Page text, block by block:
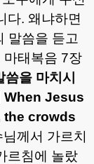
다. 왜냐하면
말씀을 듣고
마태복음 7장
을 마치시
When Jesus
the crowds
께서 가르치
르침에 놀랐